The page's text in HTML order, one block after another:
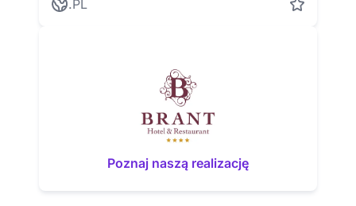
.PL
Poznaj naszą realizację